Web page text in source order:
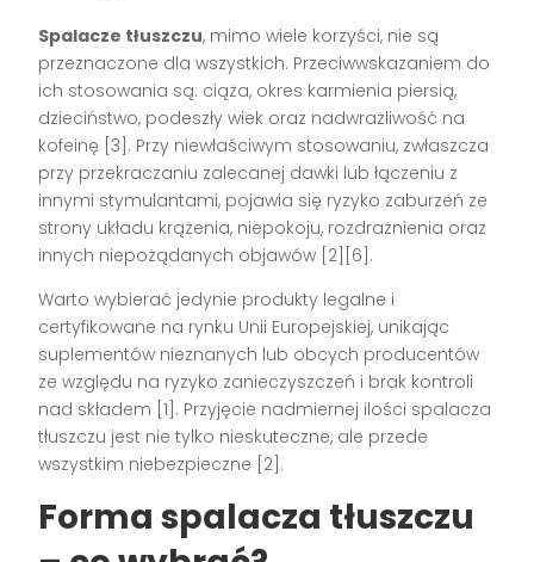
Spalacze tłuszczu, mimo wiele korzyści, nie są
przeznaczone dla wszystkich. Przeciwwskazaniem do
ich stosowania są: ciąża, okres karmienia piersią,
dzieciństwo, podeszły wiek oraz nadwrażliwość na
kofeinę [3]. Przy niewłaściwym stosowaniu, zwłaszcza
przy przekraczaniu zalecanej dawki lub łączeniu z
innymi stymulantami, pojawia się ryzyko zaburzeń ze
strony układu krążenia, niepokoju, rozdrażnienia oraz
innych niepożądanych objawów [2][6].
Warto wybierać jedynie produkty legalne i
certyfikowane na rynku Unii Europejskiej, unikając
suplementów nieznanych lub obcych producentów
ze względu na ryzyko zanieczyszczeń i brak kontroli
nad składem [1]. Przyjęcie nadmiernej ilości spalacza
tłuszczu jest nie tylko nieskuteczne, ale przede
wszystkim niebezpieczne [2].
Forma spalacza tłuszczu